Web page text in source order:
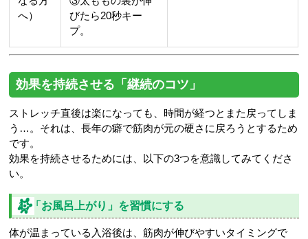
へ）
びたら20秒キー
プ。
効果を持続させる「継続のコツ」
ストレッチ直後は楽になっても、時間が経つとまた戻ってしま
う…。それは、長年の癖で筋肉が元の硬さに戻ろうとするため
です。
効果を持続させるためには、以下の3つを意識してみてくださ
い。
1. 「お風呂上がり」を習慣にする
体が温まっている入浴後は、筋肉が伸びやすいタイミングで